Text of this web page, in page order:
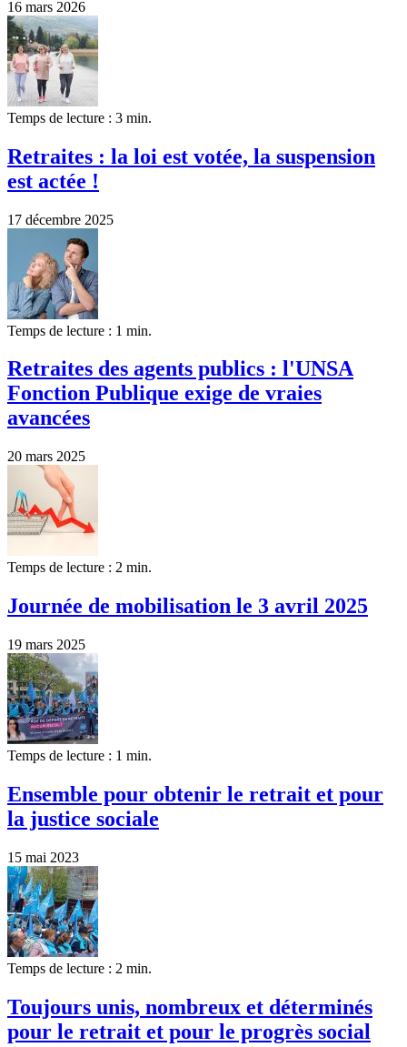
16 mars 2026
Temps de lecture : 3 min.
Retraites : la loi est votée, la suspension
est actée !
17 décembre 2025
Temps de lecture : 1 min.
Retraites des agents publics : l'UNSA
Fonction Publique exige de vraies
avancées
20 mars 2025
Temps de lecture : 2 min.
Journée de mobilisation le 3 avril 2025
19 mars 2025
Temps de lecture : 1 min.
Ensemble pour obtenir le retrait et pour
la justice sociale
15 mai 2023
Temps de lecture : 2 min.
Toujours unis, nombreux et déterminés
pour le retrait et pour le progrès social